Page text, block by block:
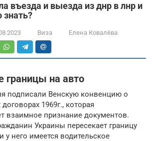
въезда и выезда из днр в лнр и
знать?
Виза Елена Ковалёва
границы на авто
подписали Венскую конвенцию о
1969г., которая
взаимное признание документов.
Украины пересекает границу
у него имеется водительское